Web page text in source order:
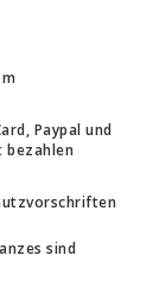
Paypal und
bezahlen
sind